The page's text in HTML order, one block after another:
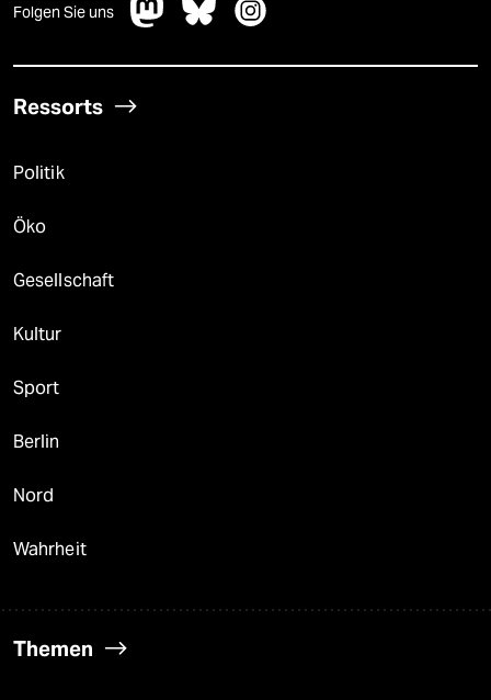
Folgen Sie uns
Ressorts
Politik
Öko
Gesellschaft
Kultur
Sport
Berlin
Nord
Wahrheit
Themen